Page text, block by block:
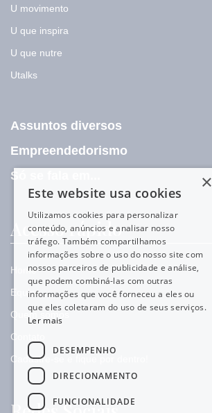
U movimento
U que inspira
U que nutre
Utalks
Assuntos diversos
Empreendedorismo
Só se fala em...
Acesso rápido
Home
Equipe
Quem somos
Contato
Cadastre-se e fique por dentro!
×
Este website usa cookies
Utilizamos cookies para personalizar
conteúdo, anúncios e analisar nosso
tráfego. Também compartilhamos
informações sobre o uso do nosso site com
nossos parceiros de publicidade e análise,
que podem combiná-las com outras
informações que você forneceu a eles ou
que eles coletaram do uso de seus serviços.
Ler mais
DESEMPENHO
DIRECIONAMENTO
FUNCIONALIDADE